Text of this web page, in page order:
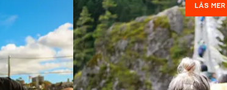
LÄS MER